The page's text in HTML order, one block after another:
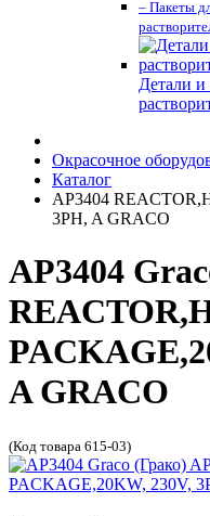
– Пакеты
Детали и
Окрасочное
Каталог
AP3404
3PH, A GRACO
AP3404
A GRACO
(Код товара 615-03)